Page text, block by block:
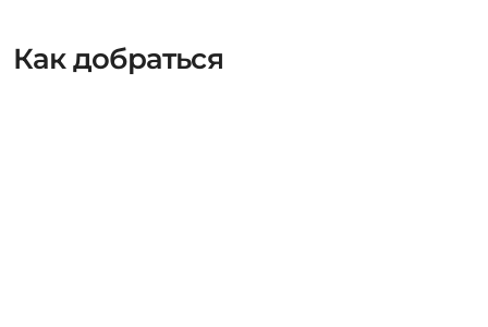
Как добраться